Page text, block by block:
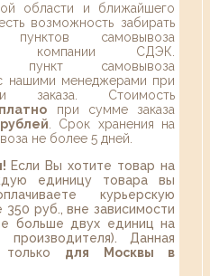
области и ближайшего
возможность забирать
самовывоза
компании СДЭК.
пункт самовывоза
нашими менеджерами при
заказа. Стоимость
при сумме заказа
. Срок хранения на
не более 5 дней.
Если Вы хотите товар на
единицу товара вы
курьерскую
руб., вне зависимости
больше двух единиц на
Данная
только для Москвы в